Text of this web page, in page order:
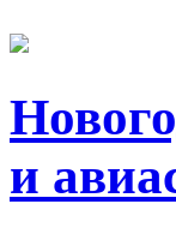
и